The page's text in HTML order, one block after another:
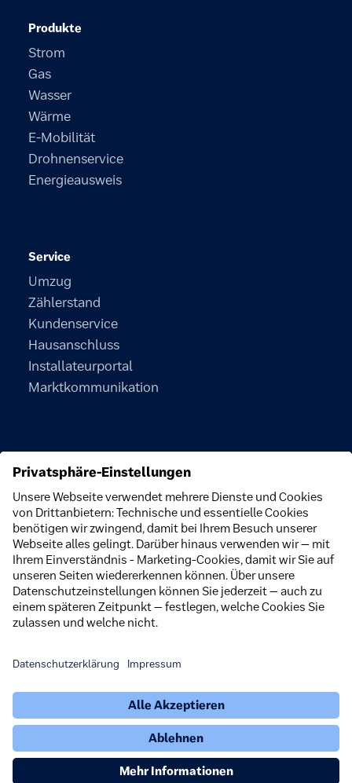
Produkte
Strom
Gas
Wasser
Wärme
E-Mobilität
Drohnenservice
Energieausweis
Service
Umzug
Zählerstand
Kundenservice
Hausanschluss
Installateurportal
Marktkommunikation
Unternehmen
Über uns
Nachhaltigkeit
Engagement
Newsroom
Karriere
Störungen
Barrierefreiheitserklärung
Impressum